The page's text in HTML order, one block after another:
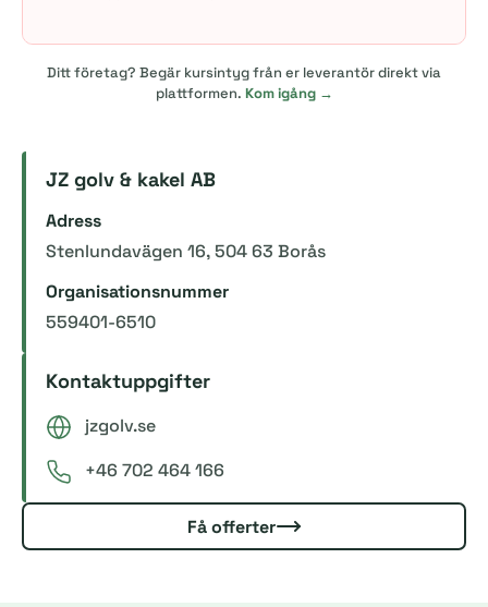
Ditt företag? Begär kursintyg från er leverantör direkt via
plattformen. Kom igång →
JZ golv & kakel AB
Adress
Stenlundavägen 16, 504 63 Borås
Organisationsnummer
559401-6510
Kontaktuppgifter
jzgolv.se
+46 702 464 166
Få offerter